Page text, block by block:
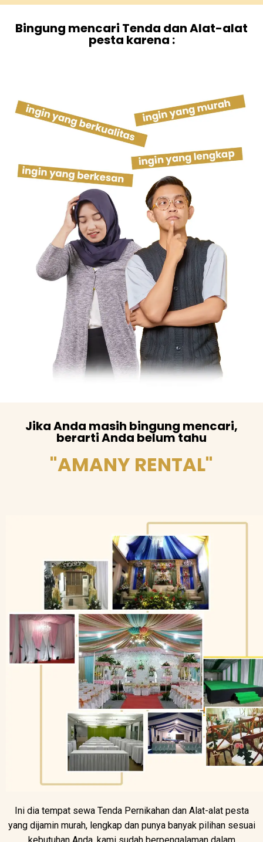
Bingung mencari Tenda dan Alat-alat
pesta karena :
Jika Anda masih bingung mencari,
berarti Anda belum tahu
"AMANY RENTAL"
Ini dia tempat sewa Tenda Pernikahan dan Alat-alat pesta
yang dijamin murah, lengkap dan punya banyak pilihan sesuai
kebutuhan Anda, kami sudah berpengalaman dalam